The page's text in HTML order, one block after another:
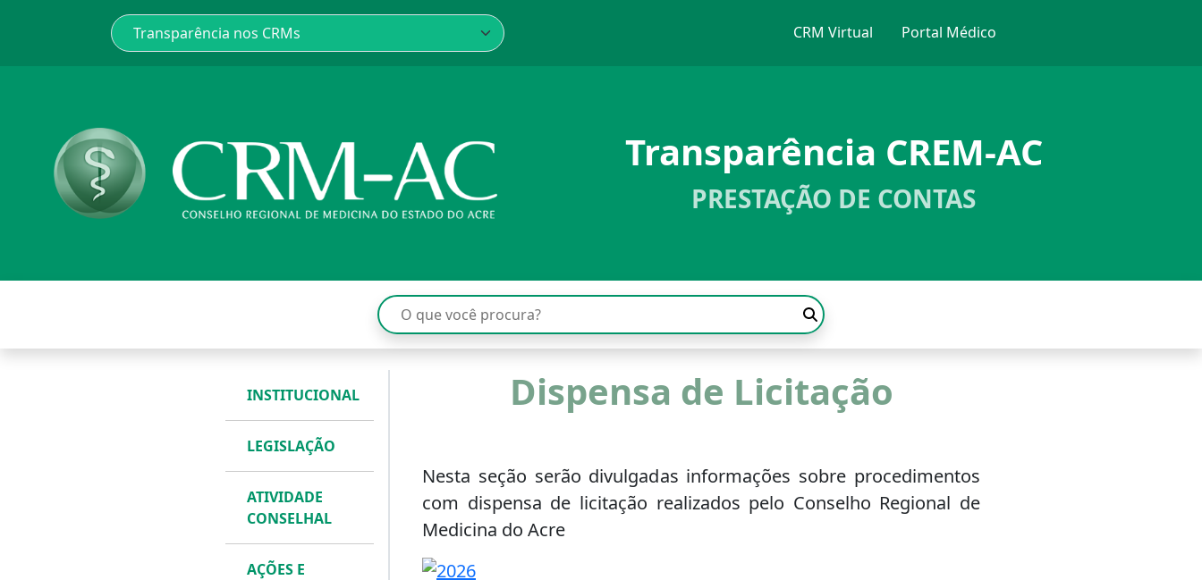
CRM Virtual Portal Médico
Transparência CREM-AC
PRESTAÇÃO DE CONTAS
INSTITUCIONAL
LEGISLAÇÃO
ATIVIDADE
CONSELHAL
AÇÕES E
Dispensa de Licitação
Nesta seção serão divulgadas informações sobre procedimentos
com dispensa de licitação realizados pelo Conselho Regional de
Medicina do Acre